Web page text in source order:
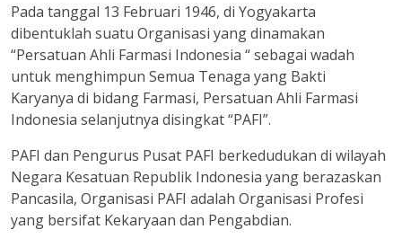
Pada tanggal 13 Februari 1946, di Yogyakarta
dibentuklah suatu Organisasi yang dinamakan
“Persatuan Ahli Farmasi Indonesia “ sebagai wadah
untuk menghimpun Semua Tenaga yang Bakti
Karyanya di bidang Farmasi, Persatuan Ahli Farmasi
Indonesia selanjutnya disingkat “PAFI”.
PAFI dan Pengurus Pusat PAFI berkedudukan di wilayah
Negara Kesatuan Republik Indonesia yang berazaskan
Pancasila, Organisasi PAFI adalah Organisasi Profesi
yang bersifat Kekaryaan dan Pengabdian.